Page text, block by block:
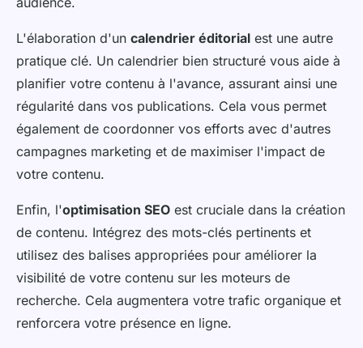
L'élaboration d'un calendrier éditorial est une autre
pratique clé. Un calendrier bien structuré vous aide à
planifier votre contenu à l'avance, assurant ainsi une
régularité dans vos publications. Cela vous permet
également de coordonner vos efforts avec d'autres
campagnes marketing et de maximiser l'impact de
votre contenu.
Enfin, l'optimisation SEO est cruciale dans la création
de contenu. Intégrez des mots-clés pertinents et
utilisez des balises appropriées pour améliorer la
visibilité de votre contenu sur les moteurs de
recherche. Cela augmentera votre trafic organique et
renforcera votre présence en ligne.